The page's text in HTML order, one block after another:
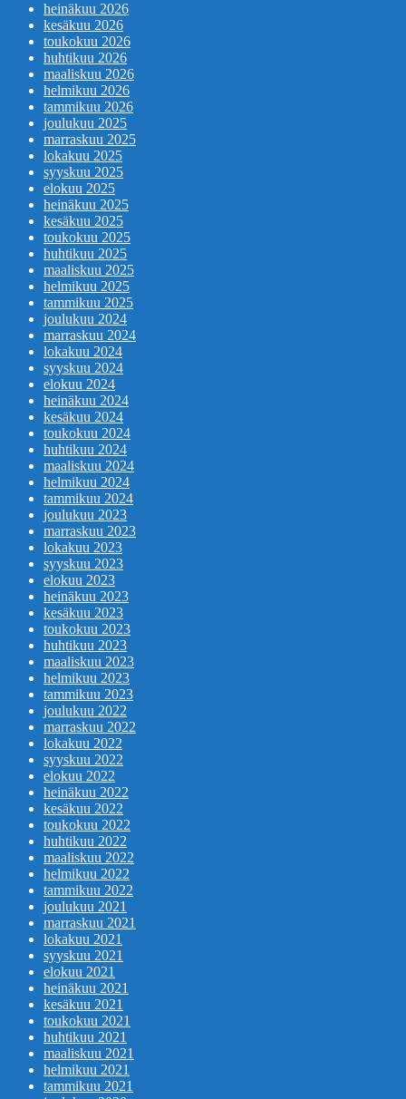
heinäkuu 2026
kesäkuu 2026
toukokuu 2026
huhtikuu 2026
maaliskuu 2026
helmikuu 2026
tammikuu 2026
joulukuu 2025
marraskuu 2025
lokakuu 2025
syyskuu 2025
elokuu 2025
heinäkuu 2025
kesäkuu 2025
toukokuu 2025
huhtikuu 2025
maaliskuu 2025
helmikuu 2025
tammikuu 2025
joulukuu 2024
marraskuu 2024
lokakuu 2024
syyskuu 2024
elokuu 2024
heinäkuu 2024
kesäkuu 2024
toukokuu 2024
huhtikuu 2024
maaliskuu 2024
helmikuu 2024
tammikuu 2024
joulukuu 2023
marraskuu 2023
lokakuu 2023
syyskuu 2023
elokuu 2023
heinäkuu 2023
kesäkuu 2023
toukokuu 2023
huhtikuu 2023
maaliskuu 2023
helmikuu 2023
tammikuu 2023
joulukuu 2022
marraskuu 2022
lokakuu 2022
syyskuu 2022
elokuu 2022
heinäkuu 2022
kesäkuu 2022
toukokuu 2022
huhtikuu 2022
maaliskuu 2022
helmikuu 2022
tammikuu 2022
joulukuu 2021
marraskuu 2021
lokakuu 2021
syyskuu 2021
elokuu 2021
heinäkuu 2021
kesäkuu 2021
toukokuu 2021
huhtikuu 2021
maaliskuu 2021
helmikuu 2021
tammikuu 2021